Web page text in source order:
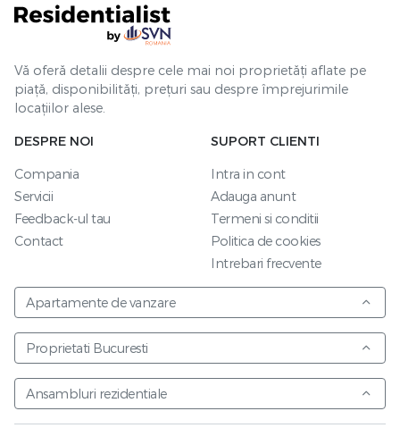
Vă oferă detalii despre cele mai noi proprietăți aflate pe
piață, disponibilități, prețuri sau despre împrejurimile
locațiilor alese.
DESPRE NOI
Compania
Servicii
Feedback-ul tau
Contact
SUPORT CLIENTI
Intra in cont
Adauga anunt
Termeni si conditii
Politica de cookies
Intrebari frecvente
Apartamente de vanzare
Proprietati Bucuresti
Ansambluri rezidentiale